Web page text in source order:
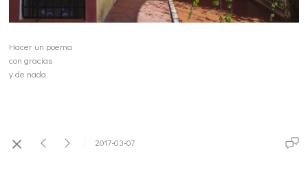
Hacer un poema
con gracias
y de nada.
2017-03-07